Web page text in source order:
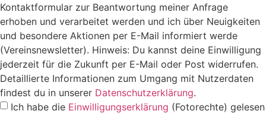
Kontaktformular zur Beantwortung meiner Anfrage
erhoben und verarbeitet werden und ich über Neuigkeiten
und besondere Aktionen per E-Mail informiert werde
(Vereinsnewsletter). Hinweis: Du kannst deine Einwilligung
jederzeit für die Zukunft per E-Mail oder Post widerrufen.
Detaillierte Informationen zum Umgang mit Nutzerdaten
findest du in unserer Datenschutzerklärung.
Ich habe die Einwilligungserklärung (Fotorechte) gelesen